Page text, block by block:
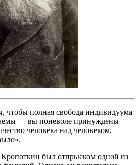
чтобы полная свобода индивидуума
— вы поневоле принуждены
человека над человеком,
был отпрыском одной из